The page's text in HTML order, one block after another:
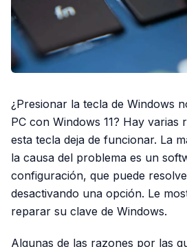
¿Presionar la tecla de Windows
PC con Windows 11? Hay varias
esta tecla deja de funcionar. La
la causa del problema es un
configuración, que puede
desactivando una opción. Le
reparar su clave de Windows.
Algunas de las razones por las